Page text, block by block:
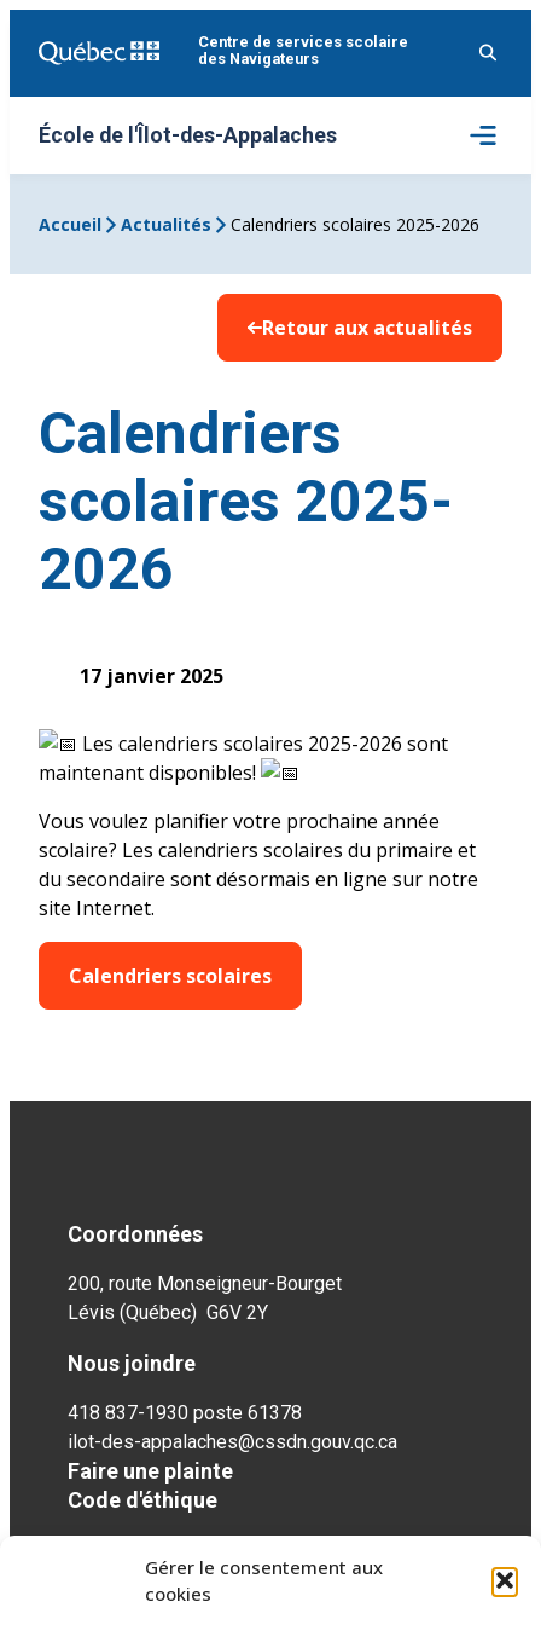
Gérer le consentement aux
cookies
Centre de services scolaire
des Navigateurs
École de l'Îlot-des-Appalaches
Ouvrir
le
menu
Accueil
Actualités Calendriers scolaires 2025-2026
Retour aux actualités
Calendriers
scolaires 2025-
2026
17 janvier 2025
Les calendriers scolaires 2025-2026 sont
maintenant disponibles!
Vous voulez planifier votre prochaine année
scolaire? Les calendriers scolaires du primaire et
du secondaire sont désormais en ligne sur notre
site Internet.
Calendriers scolaires
Coordonnées
200, route Monseigneur-Bourget
Lévis (Québec) G6V 2Y
Nous joindre
418 837-1930 poste 61378
ilot-des-appalaches@cssdn.gouv.qc.ca
Faire une plainte
Code d'éthique
Réseaux sociaux